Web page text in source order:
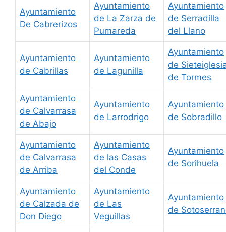
Ayuntamiento
De Cabrerizos
Ayuntamiento
de La Zarza de
Pumareda
Ayuntamiento
de Serradilla
del Llano
Ayuntamiento
de Cabrillas
Ayuntamiento
de Lagunilla
Ayuntamiento
de
de Tormes
Ayuntamiento
de Calvarrasa
de Abajo
Ayuntamiento
de Larrodrigo
Ayuntamiento
de Sobradillo
Ayuntamiento
de Calvarrasa
de Arriba
Ayuntamiento
de las Casas
del Conde
Ayuntamiento
de Sorihuela
Ayuntamiento
de Calzada de
Don Diego
Ayuntamiento
de Las
Veguillas
Ayuntamiento
de